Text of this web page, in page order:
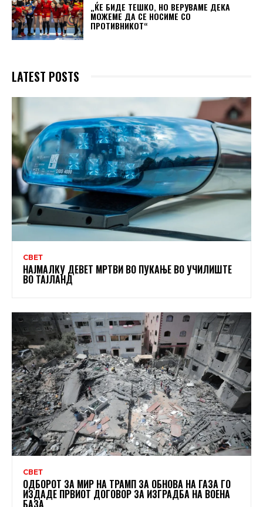
„ЌЕ БИДЕ ТЕШКО, НО ВЕРУВАМЕ ДЕКА
МОЖЕМЕ ДA СЕ НОСИМЕ СО
ПРОТИВНИКОТ“
LATEST POSTS
СВЕТ
НАЈМАЛКУ ДЕВЕТ МРТВИ ВО ПУКАЊЕ ВО УЧИЛИШТЕ
ВО ТАЈЛАНД
СВЕТ
ОДБОРОТ ЗА МИР НА ТРАМП ЗА ОБНОВА НА ГАЗА ГО
ИЗДАДЕ ПРВИОТ ДОГОВОР ЗА ИЗГРАДБА НА ВОЕНА